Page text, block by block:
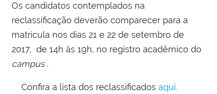
Os candidatos contemplados na
reclassificação deverão comparecer para a
matrícula nos dias 21 e 22 de setembro de
2017, de 14h às 19h, no registro acadêmico do
campus .
Confira a lista dos reclassificados aqui.